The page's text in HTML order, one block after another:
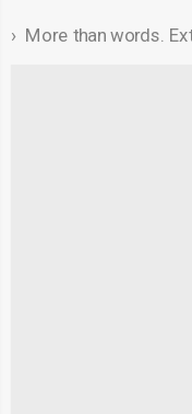
More than words.